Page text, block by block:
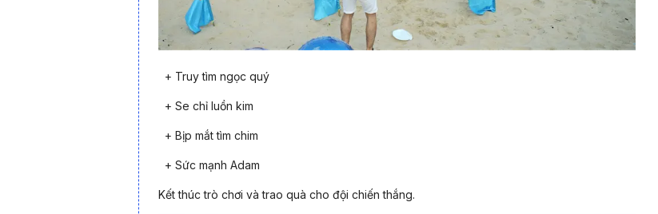
Tour Quan Lạn 2 ngày 1 đêm
hoạt động gắn kết tập thể, phù hợp cho doanh nghiệp, nhóm bạn hay gia đình. Với lịch trình tối ưu
và trải nghiệm đa dạng, chuyến đi hứa hẹn mang lại một mùa hè trọn vẹn và nhiều kỷ niệm đáng
giá.
+ Truy tìm ngọc quý
+ Se chỉ luồn kim
+ Bịp mắt tìm chim
+ Sức mạnh Adam
Kết thúc trò chơi và trao quà cho đội chiến thắng.